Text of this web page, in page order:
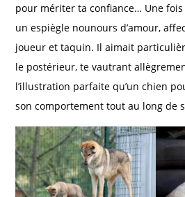
pour mériter ta confiance… Une fois
un espiègle nounours d’amour,
joueur et taquin. Il aimait
le postérieur, te vautrant
l’illustration parfaite qu’un chien
son comportement tout au long de